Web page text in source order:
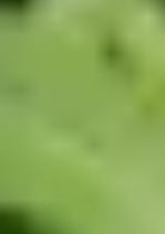
Unsere
Gaumen,
Wert auf Bio-
Bio-Zutaten ist
Unsere
Zusatzstoffe
oder